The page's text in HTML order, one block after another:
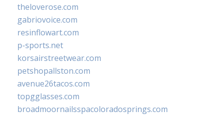
theloverose.com
gabriovoice.com
resinflowart.com
p-sports.net
korsairstreetwear.com
petshopallston.com
avenue26tacos.com
topgglasses.com
broadmoornailsspacoloradosprings.com